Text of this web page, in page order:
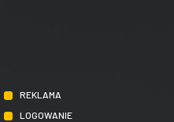
REKLAMA
LOGOWANIE